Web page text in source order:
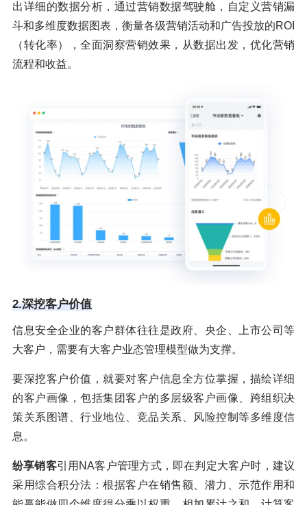
出详细的数据分析，通过营销数据驾驶舱，自定义营销漏
斗和多维度数据图表，衡量各级营销活动和广告投放的ROI
（转化率），全面洞察营销效果，从数据出发，优化营销
流程和收益。
2.深挖客户价值
信息安全企业的客户群体往往是政府、央企、上市公司等
大客户，需要有大客户业态管理模型做为支撑。
要深挖客户价值，就要对客户信息全方位掌握，描绘详细
的客户画像，包括集团客户的多层级客户画像、跨组织决
策关系图谱、行业地位、竞品关系、风险控制等多维度信
息。
纷享销客引用NA客户管理方式，即在判定大客户时，建议
采用综合积分法：根据客户在销售额、潜力、示范作用和